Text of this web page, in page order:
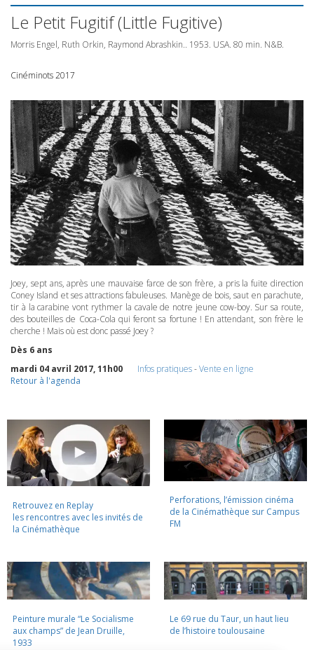
Le Petit Fugitif (Little Fugitive)
Morris Engel, Ruth Orkin, Raymond Abrashkin.. 1953. USA. 80 min. N&B.
Cinéminots 2017
Joey, sept ans, après une mauvaise farce de son frère, a pris la fuite direction
Coney Island et ses attractions fabuleuses. Manège de bois, saut en parachute,
tir à la carabine vont rythmer la cavale de notre jeune cow-boy. Sur sa route,
des bouteilles de Coca-Cola qui feront sa fortune ! En attendant, son frère le
cherche ! Mais où est donc passé Joey ?
Dès 6 ans
mardi 04 avril 2017, 11h00
Infos pratiques-Vente en ligne
Retour à l'agenda
Retrouvez en Replay
les rencontres avec les invités de
la Cinémathèque
Perforations, l’émission cinéma
de la Cinémathèque sur Campus
FM
Peinture murale “Le Socialisme
aux champs” de Jean Druille,
1933
Le 69 rue du Taur, un haut lieu
de l’histoire toulousaine